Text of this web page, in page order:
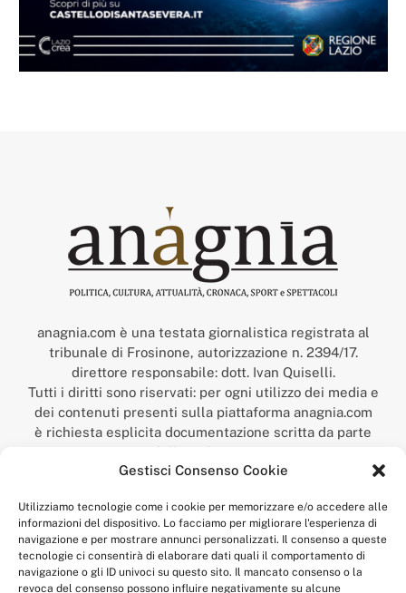
Gestisci Consenso Cookie
Utilizziamo tecnologie come i cookie per memorizzare e/o accedere alle
informazioni del dispositivo. Lo facciamo per migliorare l'esperienza di
navigazione e per mostrare annunci personalizzati. Il consenso a queste
tecnologie ci consentirà di elaborare dati quali il comportamento di
navigazione o gli ID univoci su questo sito. Il mancato consenso o la
revoca del consenso possono influire negativamente su alcune
anagnia.com è una testata giornalistica registrata al
tribunale di Frosinone, autorizzazione n. 2394/17.
direttore responsabile: dott. Ivan Quiselli.
Tutti i diritti sono riservati: per ogni utilizzo dei media e
dei contenuti presenti sulla piattaforma anagnia.com
è richiesta esplicita documentazione scritta da parte
della redazione.
“Anagnia” è un marchio registrato presso l’Ufficio Italiano
Economico,
num. registrazione: 302017000014044 del 9 febbraio 2017.
Per contatti:redazione@anagnia.com